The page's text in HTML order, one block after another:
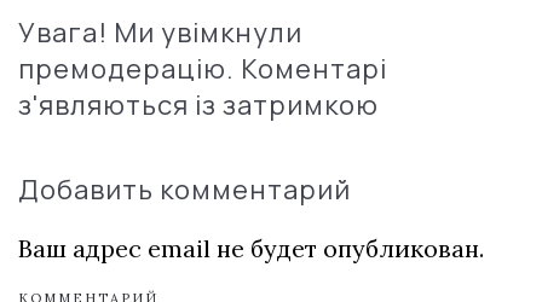
Увага! Ми увімкнули
премодерацію. Коментарі
з'являються із затримкою
Добавить комментарий
Ваш адрес email не будет опубликован.
КОММЕНТАРИЙ